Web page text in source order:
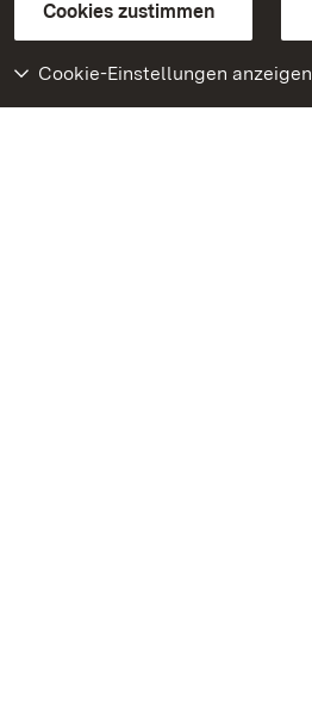
Cookies zustimmen
Cookie-Einstellungen anzeigen
BITV-konform (geprüfte Seiten)
Weiteres